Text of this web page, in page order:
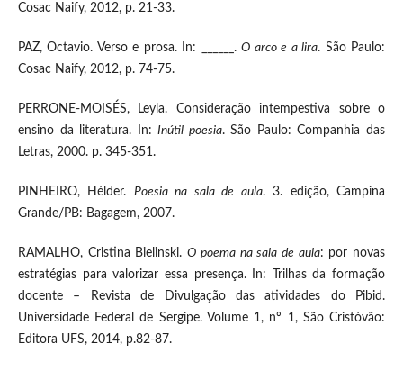
Cosac Naify, 2012, p. 21-33.
PAZ, Octavio. Verso e prosa. In: ______.O arco e a lira. São Paulo:
Cosac Naify, 2012, p. 74-75.
PERRONE-MOISÉS, Leyla. Consideração intempestiva sobre o
ensino da literatura. In:Inútil poesia. São Paulo: Companhia das
Letras, 2000. p. 345-351.
PINHEIRO, Hélder. Poesia na sala de aula. 3. edição, Campina
Grande/PB: Bagagem, 2007.
RAMALHO, Cristina Bielinski.O poema na sala de aula: por novas
estratégias para valorizar essa presença. In: Trilhas da formação
docente – Revista de Divulgação das atividades do Pibid.
Universidade Federal de Sergipe. Volume 1, nº 1, São Cristóvão:
Editora UFS, 2014, p.82-87.